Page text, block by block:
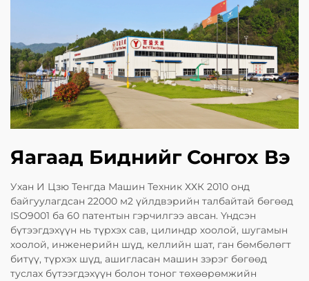
Яагаад Биднийг Сонгох Вэ
Ухан И Цзю Тенгда Машин Техник ХХК 2010 онд
байгуулагдсан 22000 м2 үйлдвэрийн талбайтай бөгөөд
ISO9001 ба 60 патентын гэрчилгээ авсан. Үндсэн
бүтээгдэхүүн нь түрхэх сав, цилиндр хоолой, шугамын
хоолой, инженерийн шүд, келлийн шат, ган бөмбөлөгт
битүү, түрхэх шүд, ашигласан машин зэрэг бөгөөд
туслах бүтээгдэхүүн болон тоног төхөөрөмжийн